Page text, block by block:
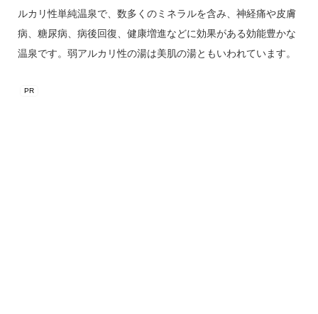
ルカリ性単純温泉で、数多くのミネラルを含み、神経痛や皮膚
病、糖尿病、病後回復、健康増進などに効果がある効能豊かな
温泉です。弱アルカリ性の湯は美肌の湯ともいわれています。